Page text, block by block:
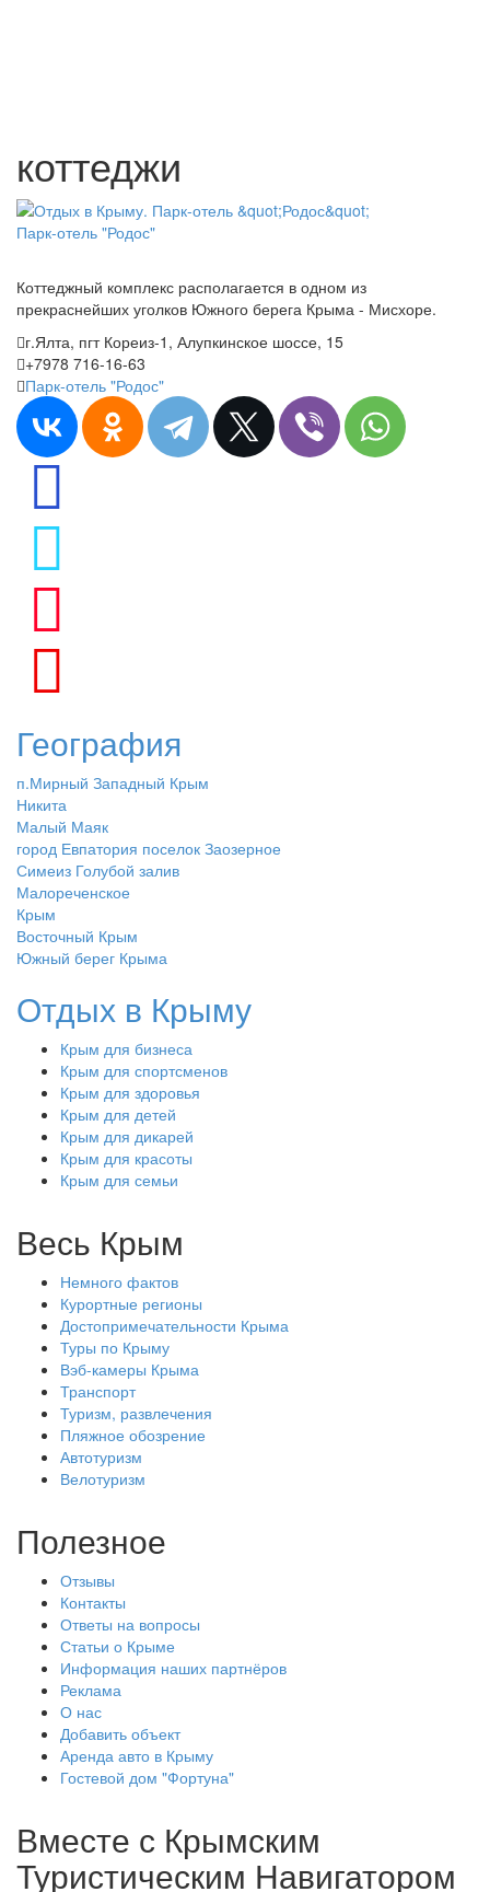
коттеджи
Парк-отель "Родос"
Коттеджный комплекс располагается в одном из
прекраснейших уголков Южного берега Крыма - Мисхоре.
г.Ялта, пгт Кореиз-1, Алупкинское шоссе, 15
+7978 716-16-63
Парк-отель "Родос"
География
п.Мирный Западный Крым
Никита
Малый Маяк
город Евпатория поселок Заозерное
Симеиз Голубой залив
Малореченское
Крым
Восточный Крым
Южный берег Крыма
Отдых в Крыму
Крым для бизнеса
Крым для спортсменов
Крым для здоровья
Крым для детей
Крым для дикарей
Крым для красоты
Крым для семьи
Весь Крым
Немного фактов
Курортные регионы
Достопримечательности Крыма
Туры по Крыму
Вэб-камеры Крыма
Транспорт
Туризм, развлечения
Пляжное обозрение
Автотуризм
Велотуризм
Полезное
Отзывы
Контакты
Ответы на вопросы
Статьи о Крыме
Информация наших партнёров
Реклама
О нас
Добавить объект
Аренда авто в Крыму
Гостевой дом "Фортуна"
Вместе с Крымским
Туристическим Навигатором